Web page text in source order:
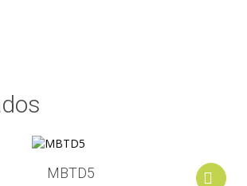
Add to cartMBTD5